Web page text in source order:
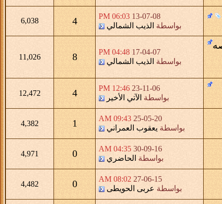
13-07-08
06:03 PM
بواسطة الذيب الشمالي 4
6,038
17-04-07
04:48 PM
بواسطة الذيب الشمالي 8
11,026
23-11-06
12:46 PM
بواسطة الآتي الأخير 4
12,472
25-05-20
09:43 AM
بواسطة يعقوب العمراني 1
4,382
30-09-16
04:35 AM
بواسطة الحاضري 0
4,971
27-06-15
08:02 AM
بواسطة عربى الحويطى 0
4,482